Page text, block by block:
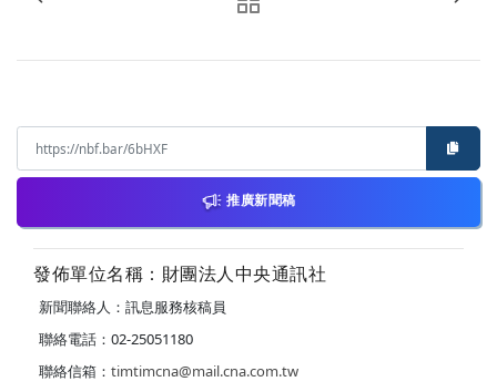
推廣新聞稿
發佈單位名稱：財團法人中央通訊社
新聞聯絡人：訊息服務核稿員
聯絡電話：02-25051180
聯絡信箱： timtimcna@mail.cna.com.tw